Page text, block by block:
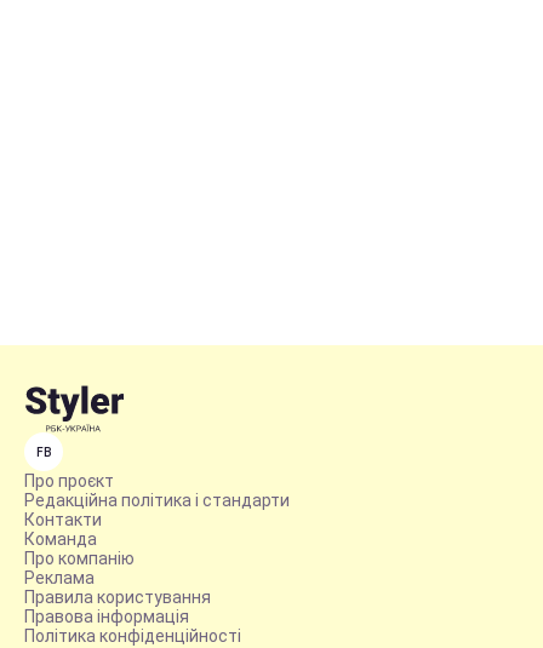
FB
Про проєкт
Редакційна політика і стандарти
Контакти
Команда
Про компанію
Реклама
Правила користування
Правова інформація
Політика конфіденційності